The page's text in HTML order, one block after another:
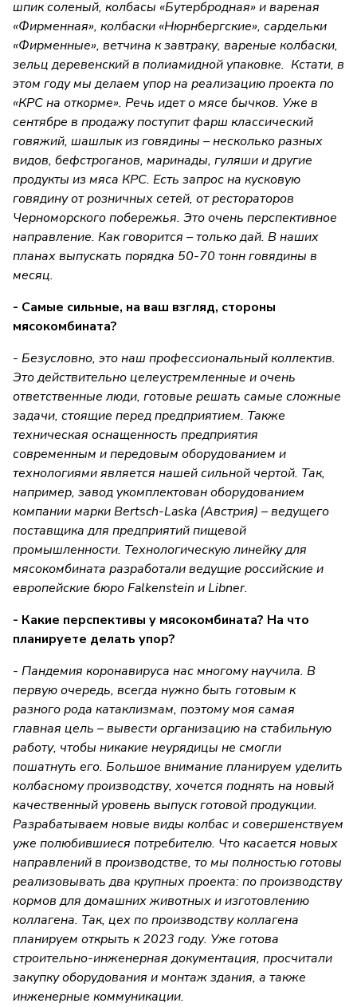
шпик соленый, колбасы «Бутербродная» и вареная
«Фирменная», колбаски «Нюрнбергские», сардельки
«Фирменные», ветчина к завтраку, вареные колбаски,
зельц деревенский в полиамидной упаковке. Кстати, в
этом году мы делаем упор на реализацию проекта по
«КРС на откорме». Речь идет о мясе бычков. Уже в
сентябре в продажу поступит фарш классический
говяжий, шашлык из говядины – несколько разных
видов, бефстроганов, маринады, гуляши и другие
продукты из мяса КРС. Есть запрос на кусковую
говядину от розничных сетей, от рестораторов
Черноморского побережья. Это очень перспективное
направление. Как говорится – только дай. В наших
планах выпускать порядка 50-70 тонн говядины в
месяц.
- Самые сильные, на ваш взгляд, стороны
мясокомбината?
- Безусловно, это наш профессиональный коллектив.
Это действительно целеустремленные и очень
ответственные люди, готовые решать самые сложные
задачи, стоящие перед предприятием. Также
техническая оснащенность предприятия
современным и передовым оборудованием и
технологиями является нашей сильной чертой. Так,
например, завод укомплектован оборудованием
компании марки Bertsch-Laska (Австрия) – ведущего
поставщика для предприятий пищевой
промышленности. Технологическую линейку для
мясокомбината разработали ведущие российские и
европейские бюро Falkenstein и Libner.
- Какие перспективы у мясокомбината? На что
планируете делать упор?
- Пандемия коронавируса нас многому научила. В
первую очередь, всегда нужно быть готовым к
разного рода катаклизмам, поэтому моя самая
главная цель – вывести организацию на стабильную
работу, чтобы никакие неурядицы не смогли
пошатнуть его. Большое внимание планируем уделить
колбасному производству, хочется поднять на новый
качественный уровень выпуск готовой продукции.
Разрабатываем новые виды колбас и совершенствуем
уже полюбившиеся потребителю. Что касается новых
направлений в производстве, то мы полностью готовы
реализовывать два крупных проекта: по производству
кормов для домашних животных и изготовлению
коллагена. Так, цех по производству коллагена
планируем открыть к 2023 году. Уже готова
строительно-инженерная документация, просчитали
закупку оборудования и монтаж здания, а также
инженерные коммуникации.